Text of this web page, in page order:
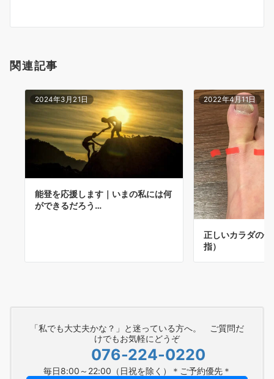
ン
関連記事
2024年3月21日
能登を応援します｜いまの私には何
ができるだろう…
2022年4月11日
正しいカラダの
指）
「私でも大丈夫かな？」と迷っている方へ。 ご質問だ
けでもお気軽にどうぞ
076-224-0220
毎日8:00～22:00（日祝を除く）＊ご予約優先＊